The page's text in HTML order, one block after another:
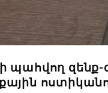
պահվող